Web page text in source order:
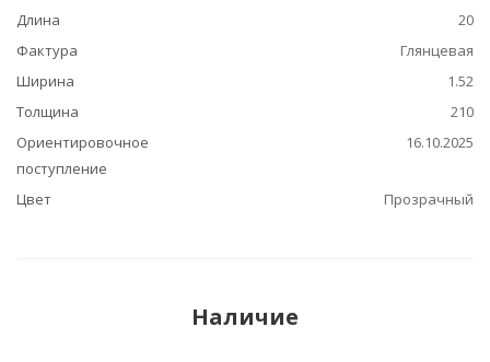
Длина
20
Фактура
Глянцевая
Ширина
1.52
Толщина
210
Ориентировочное
поступление
16.10.2025
Цвет Прозрачный
Наличие